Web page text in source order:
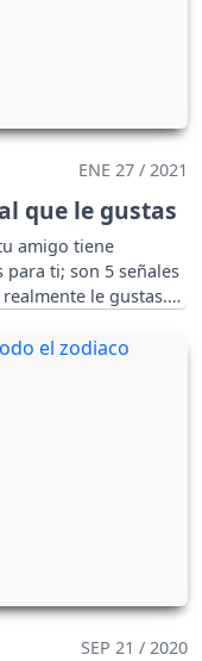
ENE 27 / 2021
que le gustas
amigo tiene
ti; son 5 señales
le gustas.
SEP 21 / 2020